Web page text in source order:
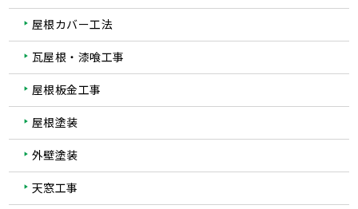
屋根カバー工法
瓦屋根・漆喰工事
屋根板金工事
屋根塗装
外壁塗装
天窓工事